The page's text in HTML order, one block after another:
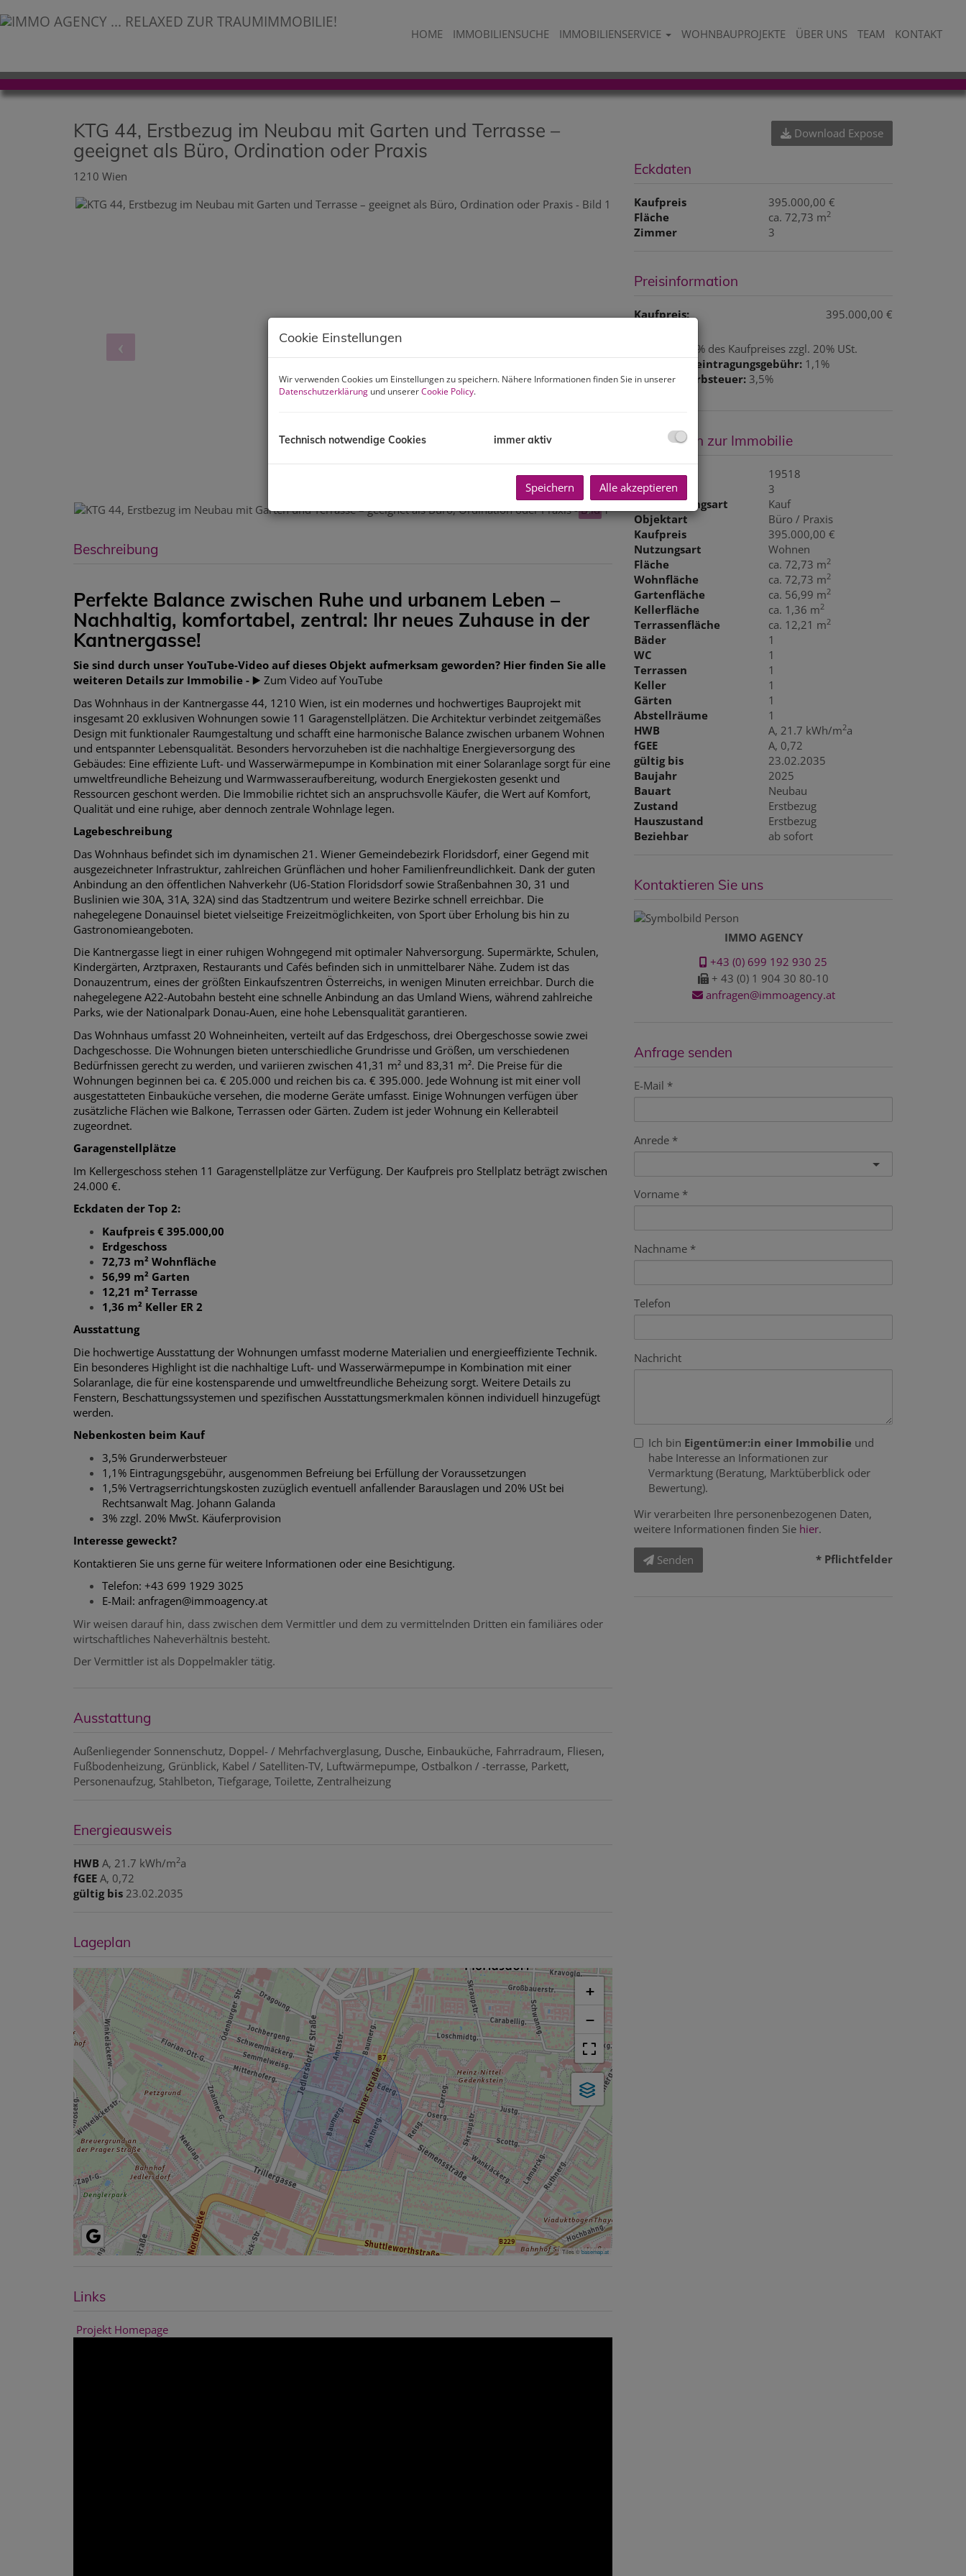
HOME IMMOBILIENSUCHE IMMOBILIENSERVICE WOHNBAUPROJEKTE ÜBER UNS TEAM KONTAKT
KTG 44, Erstbezug im Neubau mit Garten und Terrasse –
geeignet als Büro, Ordination oder Praxis
1210 Wien
Beschreibung
Perfekte Balance zwischen Ruhe und urbanem Leben –
Nachhaltig, komfortabel, zentral: Ihr neues Zuhause in der
Kantnergasse!
Sie sind durch unser YouTube-Video auf dieses Objekt aufmerksam geworden? Hier finden Sie alle
weiteren Details zur Immobilie - ▶️ Zum Video auf YouTube
Das Wohnhaus in der Kantnergasse 44, 1210 Wien, ist ein modernes und hochwertiges Bauprojekt mit
insgesamt 20 exklusiven Wohnungen sowie 11 Garagenstellplätzen. Die Architektur verbindet zeitgemäßes
Design mit funktionaler Raumgestaltung und schafft eine harmonische Balance zwischen urbanem Wohnen
und entspannter Lebensqualität. Besonders hervorzuheben ist die nachhaltige Energieversorgung des
Gebäudes: Eine effiziente Luft- und Wasserwärmepumpe in Kombination mit einer Solaranlage sorgt für eine
umweltfreundliche Beheizung und Warmwasseraufbereitung, wodurch Energiekosten gesenkt und
Ressourcen geschont werden. Die Immobilie richtet sich an anspruchsvolle Käufer, die Wert auf Komfort,
Qualität und eine ruhige, aber dennoch zentrale Wohnlage legen.
Lagebeschreibung
Das Wohnhaus befindet sich im dynamischen 21. Wiener Gemeindebezirk Floridsdorf, einer Gegend mit
ausgezeichneter Infrastruktur, zahlreichen Grünflächen und hoher Familienfreundlichkeit. Dank der guten
Anbindung an den öffentlichen Nahverkehr (U6-Station Floridsdorf sowie Straßenbahnen 30, 31 und
Buslinien wie 30A, 31A, 32A) sind das Stadtzentrum und weitere Bezirke schnell erreichbar. Die
nahegelegene Donauinsel bietet vielseitige Freizeitmöglichkeiten, von Sport über Erholung bis hin zu
Gastronomieangeboten.
Die Kantnergasse liegt in einer ruhigen Wohngegend mit optimaler Nahversorgung. Supermärkte, Schulen,
Kindergärten, Arztpraxen, Restaurants und Cafés befinden sich in unmittelbarer Nähe. Zudem ist das
Donauzentrum, eines der größten Einkaufszentren Österreichs, in wenigen Minuten erreichbar. Durch die
nahegelegene A22-Autobahn besteht eine schnelle Anbindung an das Umland Wiens, während zahlreiche
Parks, wie der Nationalpark Donau-Auen, eine hohe Lebensqualität garantieren.
Das Wohnhaus umfasst 20 Wohneinheiten, verteilt auf das Erdgeschoss, drei Obergeschosse sowie zwei
Dachgeschosse. Die Wohnungen bieten unterschiedliche Grundrisse und Größen, um verschiedenen
Bedürfnissen gerecht zu werden, und variieren zwischen 41,31 m² und 83,31 m². Die Preise für die
Wohnungen beginnen bei ca. € 205.000 und reichen bis ca. € 395.000. Jede Wohnung ist mit einer voll
ausgestatteten Einbauküche versehen, die moderne Geräte umfasst. Einige Wohnungen verfügen über
zusätzliche Flächen wie Balkone, Terrassen oder Gärten. Zudem ist jeder Wohnung ein Kellerabteil
zugeordnet.
Garagenstellplätze
Im Kellergeschoss stehen 11 Garagenstellplätze zur Verfügung. Der Kaufpreis pro Stellplatz beträgt zwischen
24.000 €.
Eckdaten der Top 2:
Kaufpreis € 395.000,00
Erdgeschoss
72,73 m² Wohnfläche
56,99 m² Garten
12,21 m² Terrasse
1,36 m² Keller ER 2
Ausstattung
Die hochwertige Ausstattung der Wohnungen umfasst moderne Materialien und energieeffiziente Technik.
Ein besonderes Highlight ist die nachhaltige Luft- und Wasserwärmepumpe in Kombination mit einer
Solaranlage, die für eine kostensparende und umweltfreundliche Beheizung sorgt. Weitere Details zu
Fenstern, Beschattungssystemen und spezifischen Ausstattungsmerkmalen können individuell hinzugefügt
werden.
Nebenkosten beim Kauf
3,5% Grunderwerbsteuer
1,1% Eintragungsgebühr, ausgenommen Befreiung bei Erfüllung der Voraussetzungen
1,5% Vertragserrichtungskosten zuzüglich eventuell anfallender Barauslagen und 20% USt bei
Rechtsanwalt Mag. Johann Galanda
3% zzgl. 20% MwSt. Käuferprovision
Interesse geweckt?
Kontaktieren Sie uns gerne für weitere Informationen oder eine Besichtigung.
Telefon: +43 699 1929 3025
E-Mail: anfragen@immoagency.at
Wir weisen darauf hin, dass zwischen dem Vermittler und dem zu vermittelnden Dritten ein familiäres oder
wirtschaftliches Naheverhältnis besteht.
Der Vermittler ist als Doppelmakler tätig.
Ausstattung
Außenliegender Sonnenschutz Doppel- / Mehrfachverglasung Dusche Einbauküche Fahrradraum Fliesen
Fußbodenheizung Grünblick Kabel / Satelliten-TV Luftwärmepumpe Ostbalkon / -terrasse Parkett
Personenaufzug Stahlbeton Tiefgarage Toilette Zentralheizung
Energieausweis
HWB A, 21.7 kWh/m2a
fGEE A, 0,72
gültig bis 23.02.2035
Lageplan
+
−
Tiles ©basemap.at
Links
Projekt Homepage
Download Expose
Eckdaten
Kaufpreis
395.000,00 €
Fläche
ca. 72,73 m2
Zimmer 3
Preisinformation
Kaufpreis: 395.000,00 €
3% des Kaufpreises zzgl. 20% USt.
Grundbucheintragungsgebühr: 1,1%
Grunderwerbsteuer: 3,5%
Basisdaten zur Immobilie
Objektnr.
19518
Zimmer
3
Vermarktungsart
Kauf
Objektart
Büro / Praxis
Kaufpreis
395.000,00 €
Nutzungsart
Wohnen
Fläche
ca. 72,73 m2
Wohnfläche ca. 72,73 m2
Gartenfläche ca. 56,99 m2
Kellerfläche ca. 1,36 m2
Terrassenfläche ca. 12,21 m2
Bäder
1
WC
1
Terrassen
1
Keller
1
Gärten
1
Abstellräume
1
HWB
A, 21.7 kWh/m2a
fGEE
A, 0,72
gültig bis
23.02.2035
Baujahr
2025
Bauart
Neubau
Zustand
Erstbezug
Hauszustand
Erstbezug
Beziehbar
ab sofort
Kontaktieren Sie uns
IMMO AGENCY
+43 (0) 699 192 930 25
+ 43 (0) 1 904 30 80-10
anfragen@immoagency.at
Anfrage senden
E-Mail
Anrede
Vorname
Nachname
Telefon
Nachricht
Ich bin Eigentümer:in einer Immobilie und
habe Interesse an Informationen zur
Vermarktung (Beratung, Marktüberblick oder
Bewertung).
Wir verarbeiten Ihre personenbezogenen Daten,
weitere Informationen finden Sie hier.
Senden * Pflichtfelder
Cookie Einstellungen
Wir verwenden Cookies um Einstellungen zu speichern. Nähere Informationen finden Sie in unserer
Datenschutzerklärung und unsererCookie Policy.
Technisch notwendige Cookies immer aktiv
Speichern Alle akzeptieren